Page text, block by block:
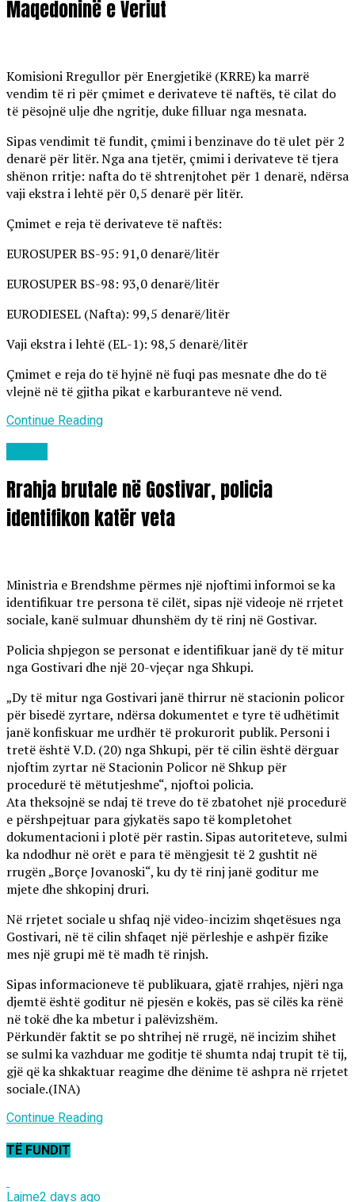
Maqedoninë e Veriut
Komisioni Rregullor për Energjetikë (KRRE) ka marrë
vendim të ri për çmimet e derivateve të naftës, të cilat do
të pësojnë ulje dhe ngritje, duke filluar nga mesnata.
Sipas vendimit të fundit, çmimi i benzinave do të ulet për 2
denarë për litër. Nga ana tjetër, çmimi i derivateve të tjera
shënon rritje: nafta do të shtrenjtohet për 1 denarë, ndërsa
vaji ekstra i lehtë për 0,5 denarë për litër.
Çmimet e reja të derivateve të naftës:
EUROSUPER BS-95: 91,0 denarë/litër
EUROSUPER BS-98: 93,0 denarë/litër
EURODIESEL (Nafta): 99,5 denarë/litër
Vaji ekstra i lehtë (EL-1): 98,5 denarë/litër
Çmimet e reja do të hyjnë në fuqi pas mesnate dhe do të
vlejnë në të gjitha pikat e karburanteve në vend.
Continue Reading
Rrahja brutale në Gostivar, policia
identifikon katër veta
Ministria e Brendshme përmes një njoftimi informoi se ka
identifikuar tre persona të cilët, sipas një videoje në rrjetet
sociale, kanë sulmuar dhunshëm dy të rinj në Gostivar.
Policia shpjegon se personat e identifikuar janë dy të mitur
nga Gostivari dhe një 20-vjeçar nga Shkupi.
„Dy të mitur nga Gostivari janë thirrur në stacionin policor
për bisedë zyrtare, ndërsa dokumentet e tyre të udhëtimit
janë konfiskuar me urdhër të prokurorit publik. Personi i
tretë është V.D. (20) nga Shkupi, për të cilin është dërguar
njoftim zyrtar në Stacionin Policor në Shkup për
procedurë të mëtutjeshme“, njoftoi policia.
Ata theksojnë se ndaj të treve do të zbatohet një procedurë
e përshpejtuar para gjykatës sapo të kompletohet
dokumentacioni i plotë për rastin. Sipas autoriteteve, sulmi
ka ndodhur në orët e para të mëngjesit të 2 gushtit në
rrugën „Borçe Jovanoski“, ku dy të rinj janë goditur me
mjete dhe shkopinj druri.
Në rrjetet sociale u shfaq një video-incizim shqetësues nga
Gostivari, në të cilin shfaqet një përleshje e ashpër fizike
mes një grupi më të madh të rinjsh.
Sipas informacioneve të publikuara, gjatë rrahjes, njëri nga
djemtë është goditur në pjesën e kokës, pas së cilës ka rënë
në tokë dhe ka mbetur i palëvizshëm.
Përkundër faktit se po shtrihej në rrugë, në incizim shihet
se sulmi ka vazhduar me goditje të shumta ndaj trupit të tij,
gjë që ka shkaktuar reagime dhe dënime të ashpra në rrjetet
sociale.(INA)
Continue Reading
TË FUNDIT
Lajme2 days ago